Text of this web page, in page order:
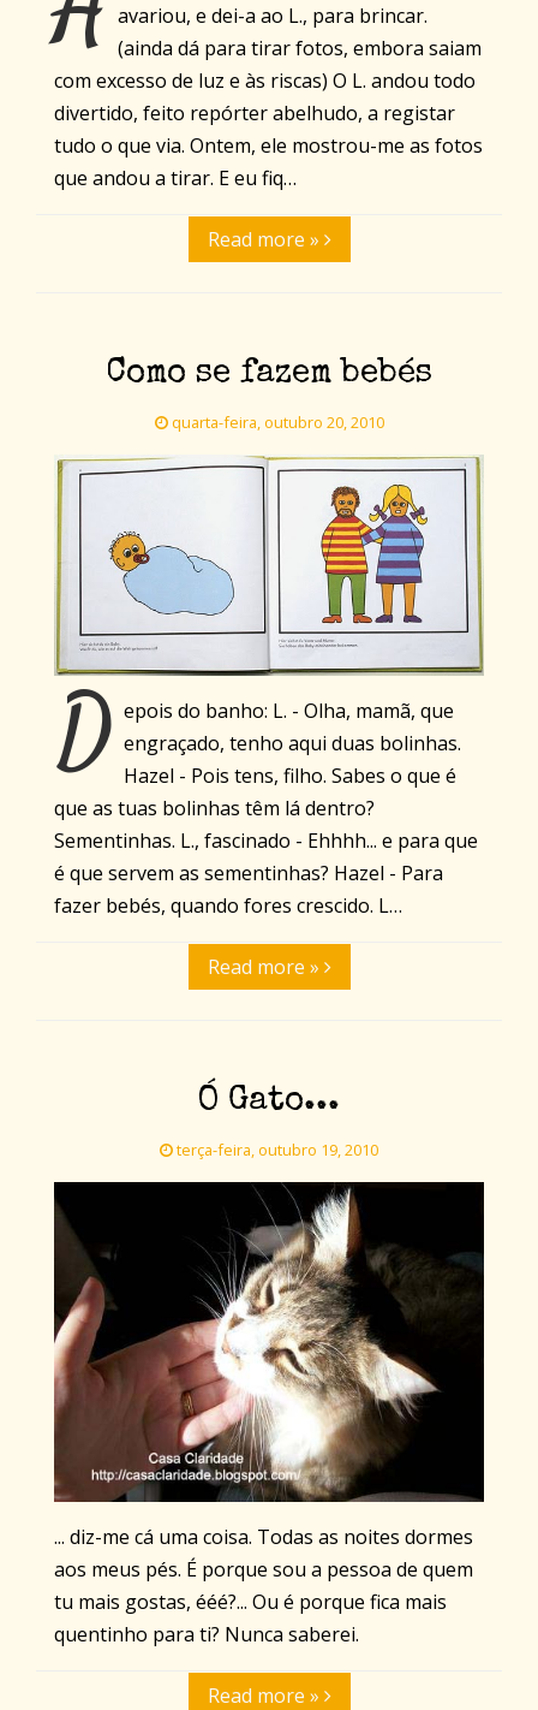
avariou, e dei-a ao L., para brincar.
(ainda dá para tirar fotos, embora saiam
com excesso de luz e às riscas) O L. andou todo
divertido, feito repórter abelhudo, a registar
tudo o que via. Ontem, ele mostrou-me as fotos
que andou a tirar. E eu fiq…
Read more »
Como se fazem bebés
quarta-feira, outubro 20, 2010
D epois do banho: L. - Olha, mamã, que
engraçado, tenho aqui duas bolinhas.
Hazel - Pois tens, filho. Sabes o que é
que as tuas bolinhas têm lá dentro?
Sementinhas. L., fascinado - Ehhhh... e para que
é que servem as sementinhas? Hazel - Para
fazer bebés, quando fores crescido. L…
Read more »
Ó Gato...
terça-feira, outubro 19, 2010
... diz-me cá uma coisa. Todas as noites dormes
aos meus pés. É porque sou a pessoa de quem
tu mais gostas, ééé?... Ou é porque fica mais
quentinho para ti? Nunca saberei.
Read more »